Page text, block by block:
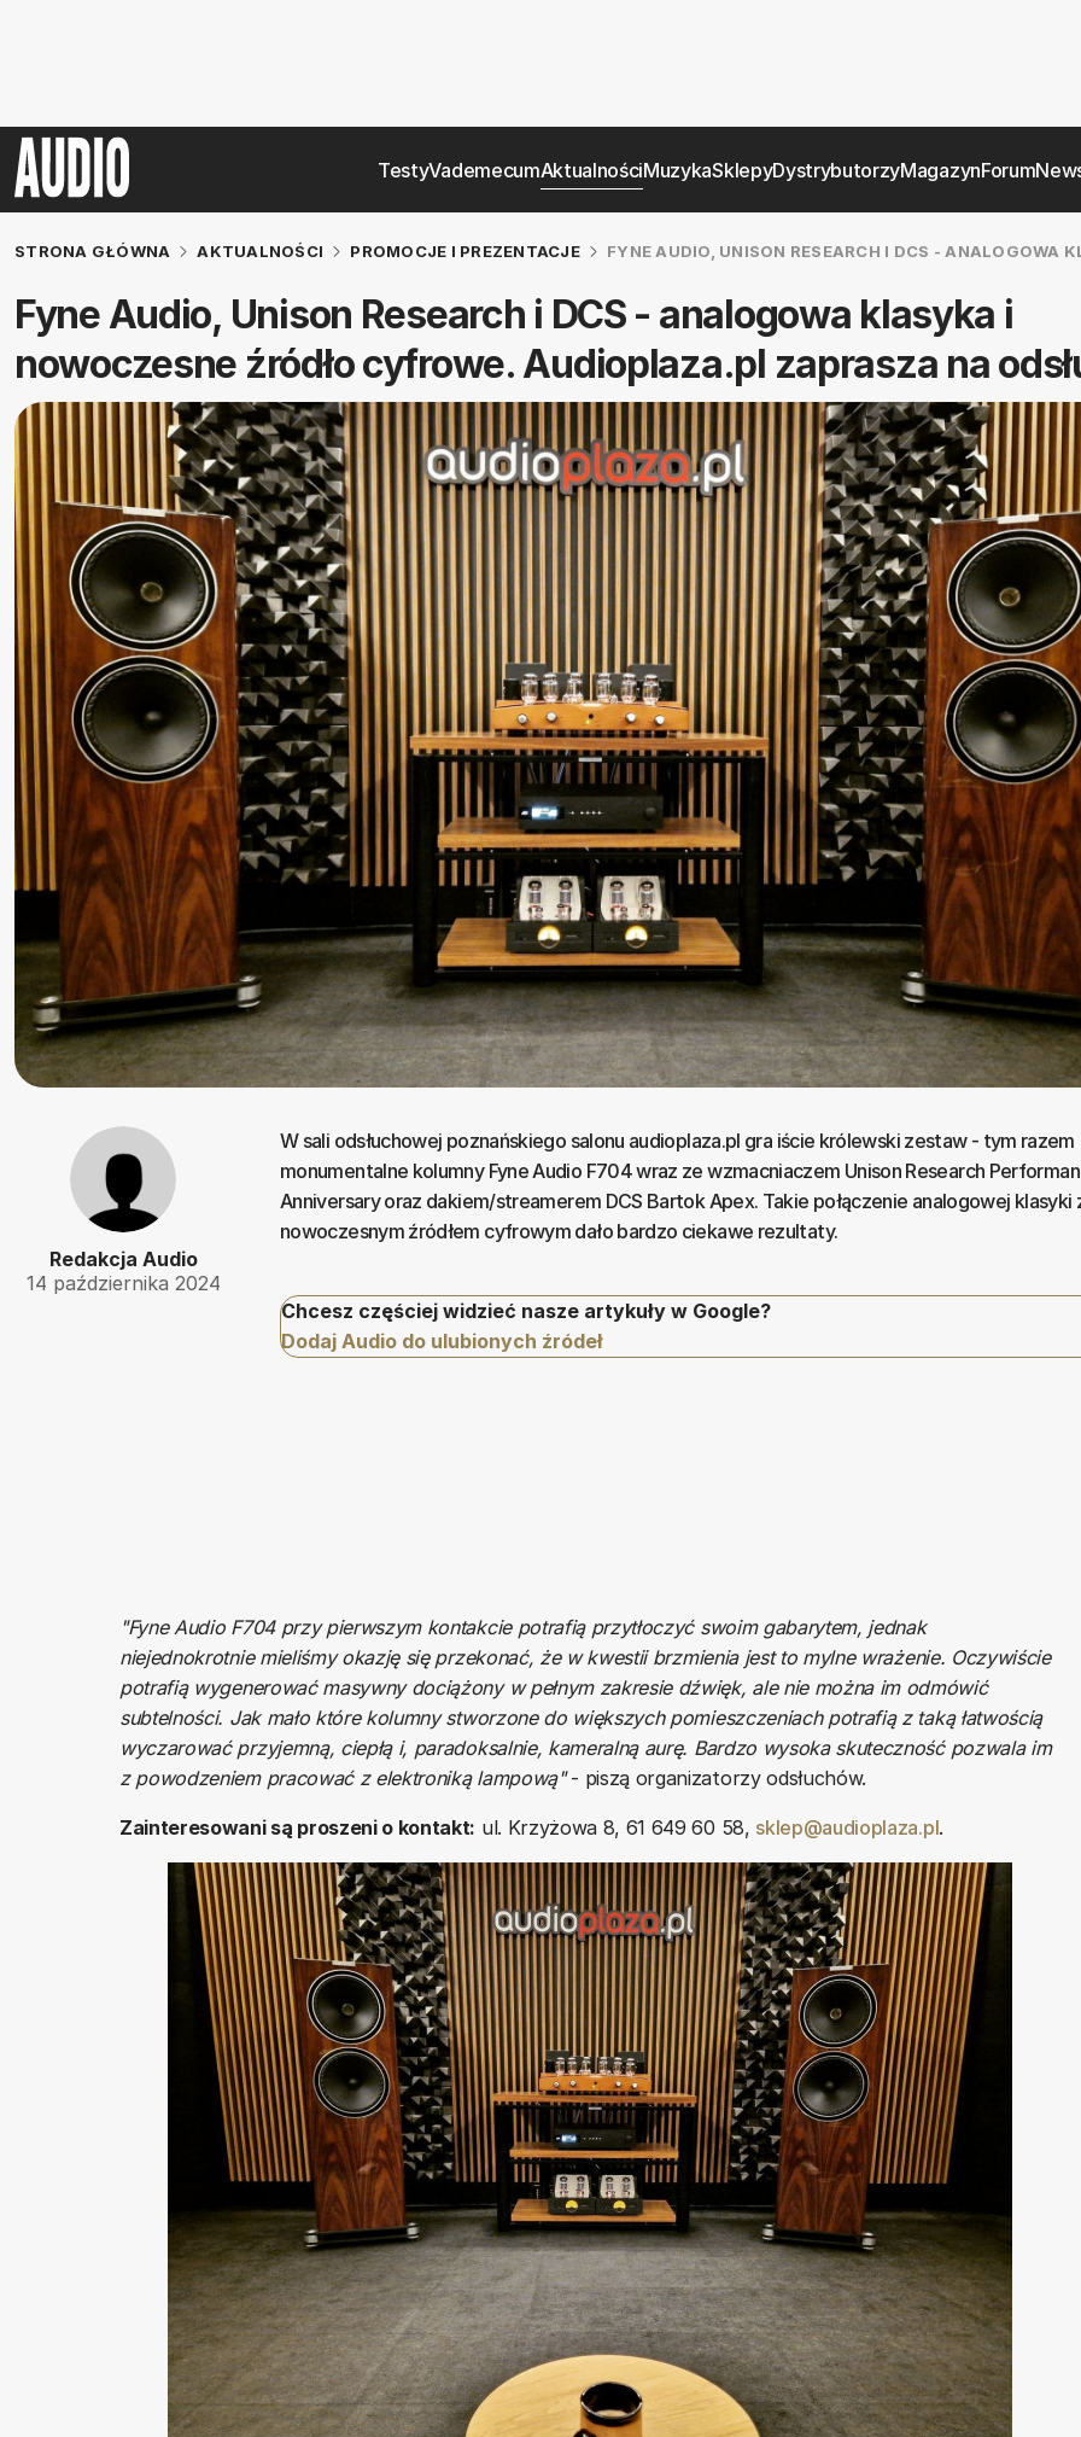
TestyVademecumAktualnościMuzykaSklepyDystrybutorzyMagazynForum
STRONA GŁÓWNA AKTUALNOŚCI PROMOCJE I PREZENTACJE FYNE AUDIO, UNISON RESEARCH I DCS -
Fyne Audio, Unison Research i DCS - analogowa klasyka i
nowoczesne źródło cyfrowe. Audioplaza.pl zaprasza na
Redakcja Audio
14 października 2024
W sali odsłuchowej poznańskiego salonu audioplaza.pl gra iście królewski zestaw - tym razem
monumentalne kolumny Fyne Audio F704 wraz ze wzmacniaczem Unison Research
Anniversary oraz dakiem/streamerem DCS Bartok Apex. Takie połączenie analogowej klasyki
nowoczesnym źródłem cyfrowym dało bardzo ciekawe rezultaty.
Chcesz częściej widzieć nasze artykuły w Google?
Dodaj Audio do ulubionych źródeł
"Fyne Audio F704 przy pierwszym kontakcie potrafią przytłoczyć swoim gabarytem, jednak
niejednokrotnie mieliśmy okazję się przekonać, że w kwestii brzmienia jest to mylne wrażenie. Oczywiście
potrafią wygenerować masywny dociążony w pełnym zakresie dźwięk, ale nie można im odmówić
subtelności. Jak mało które kolumny stworzone do większych pomieszczeniach potrafią z taką łatwością
wyczarować przyjemną, ciepłą i, paradoksalnie, kameralną aurę. Bardzo wysoka skuteczność pozwala im
z powodzeniem pracować z elektroniką lampową"- piszą organizatorzy odsłuchów.
Zainteresowani są proszeni o kontakt: ul. Krzyżowa 8, 61 649 60 58, sklep@audioplaza.pl.